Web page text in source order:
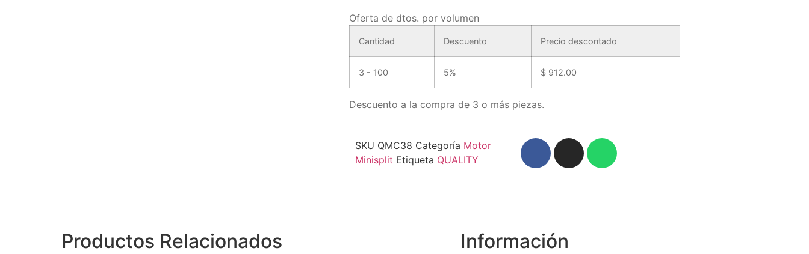
Oferta de dtos. por volumen
Cantidad Descuento Precio descontado
3 - 100 5% $ 912.00
Descuento a la compra de 3 o más piezas.
SKU QMC38 Categoría Motor
Minisplit Etiqueta QUALITY
Productos Relacionados Información